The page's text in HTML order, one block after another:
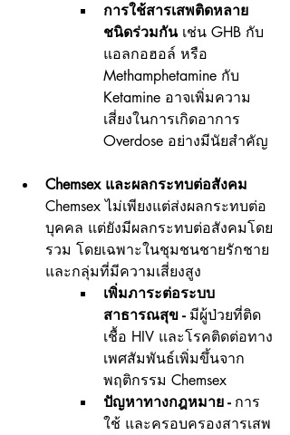
การใช้สารเสพติดหลาย
ชนิดร่วมกัน เช่น GHB กับ
แอลกอฮอล์ หรือ
Methamphetamine กับ
Ketamine อาจเพิ่มความ
เสี่ยงในการเกิดอาการ
Overdose อย่างมีนัยสำคัญ
Chemsex และผลกระทบต่อสังคม
Chemsex ไม่เพียงแต่ส่งผลกระทบต่อ
บุคคล แต่ยังมีผลกระทบต่อสังคมโดย
รวม โดยเฉพาะในชุมชนชายรักชาย
และกลุ่มที่มีความเสี่ยงสูง
เพิ่มภาระต่อระบบ
สาธารณสุข - มีผู้ป่วยที่ติด
เชื้อ HIV และโรคติดต่อทาง
เพศสัมพันธ์เพิ่มขึ้นจาก
พฤติกรรม Chemsex
ปัญหาทางกฎหมาย - การ
ใช้ และครอบครองสารเสพ